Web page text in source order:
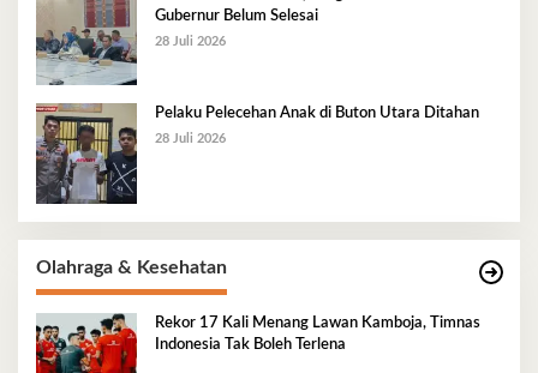
Gubernur Belum Selesai
28 Juli 2026
Pelaku Pelecehan Anak di Buton Utara Ditahan
28 Juli 2026
Olahraga & Kesehatan
Rekor 17 Kali Menang Lawan Kamboja, Timnas
Indonesia Tak Boleh Terlena